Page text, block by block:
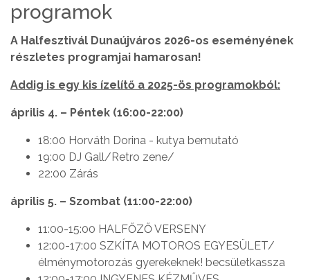
programok
A Halfesztivál Dunaújváros 2026-os eseményének
részletes programjai hamarosan!
Addig is egy kis ízelítő a 2025-ös programokból:
április 4. – Péntek (16:00-22:00)
18:00 Horváth Dorina - kutya bemutató
19:00 DJ Gall/Retro zene/
22:00 Zárás
április 5. – Szombat (11:00-22:00)
11:00-15:00 HALFŐZŐ VERSENY
12:00-17:00 SZKÍTA MOTOROS EGYESÜLET/
élménymotorozás gyerekeknek! becsületkassza